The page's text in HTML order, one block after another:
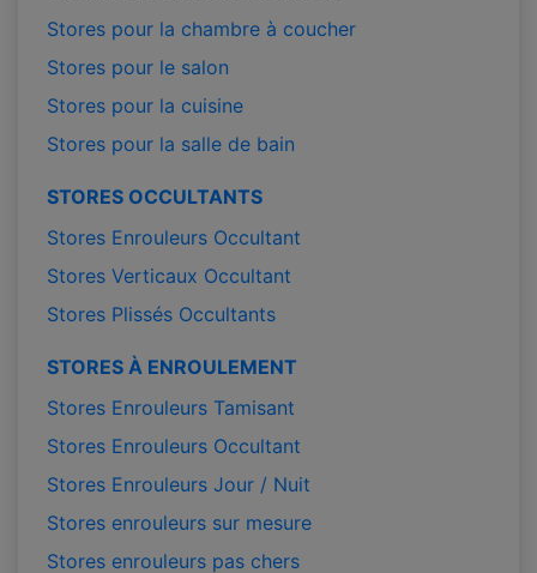
Stores pour la chambre à coucher
Stores pour le salon
Stores pour la cuisine
Stores pour la salle de bain
STORES OCCULTANTS
Stores Enrouleurs Occultant
Stores Verticaux Occultant
Stores Plissés Occultants
STORES À ENROULEMENT
Stores Enrouleurs Tamisant
Stores Enrouleurs Occultant
Stores Enrouleurs Jour / Nuit
Stores enrouleurs sur mesure
Stores enrouleurs pas chers